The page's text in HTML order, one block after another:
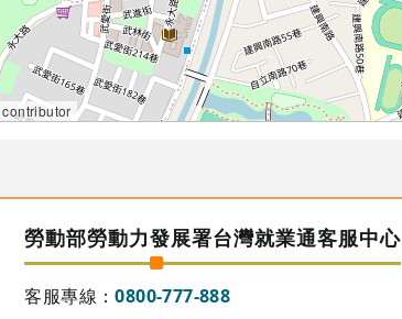
contributor
勞動部勞動力發展署台灣就業通客服中心
客服專線：0800-777-888